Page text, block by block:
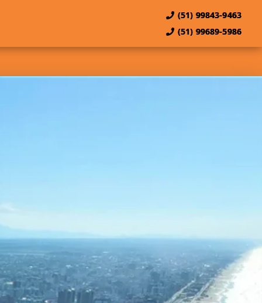
(51) 99843-9463
(51) 99689-5986